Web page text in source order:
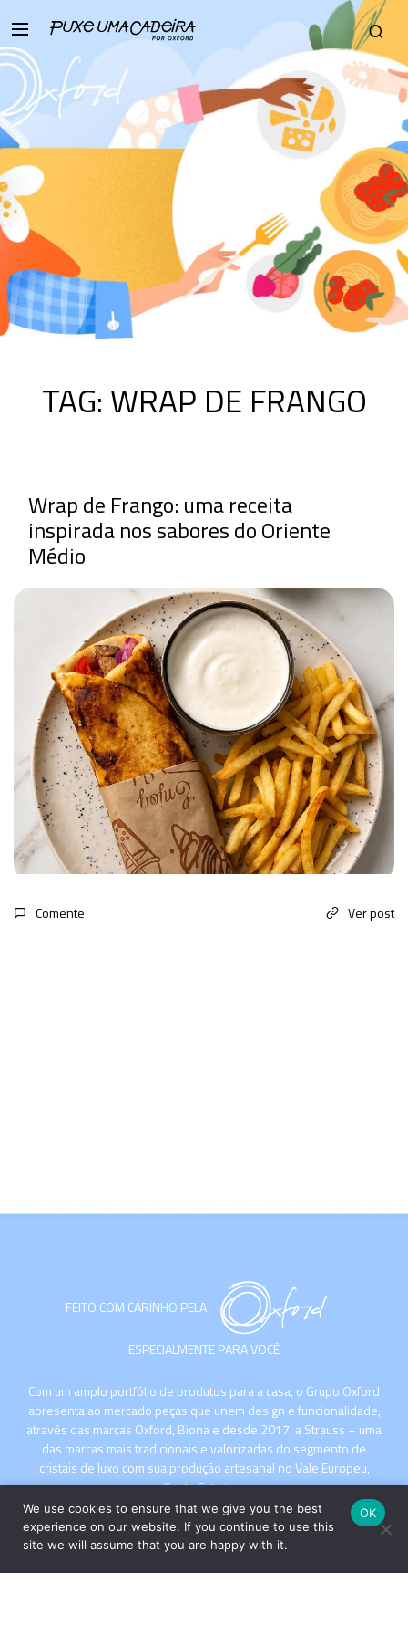
TAG: WRAP DE FRANGO
Wrap de Frango: uma receita
inspirada nos sabores do Oriente
Médio
Comente Ver post
FEITO COM CARINHO PELA
ESPECIALMENTE PARA VOCÊ
Com um amplo portfólio de produtos para a casa, o Grupo Oxford
apresenta ao mercado peças que unem design e funcionalidade,
através das marcas Oxford, Biona e desde 2017, a Strauss – uma
das marcas mais tradicionais e valorizadas do segmento de
cristais de luxo com sua produção artesanal no Vale Europeu,
Santa Catarina.
We use cookies to ensure that we give you the best
experience on our website. If you continue to use this
site we will assume that you are happy with it.
OK